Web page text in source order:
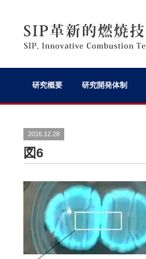
研究概要 研究開発体制
2016.12.28
図6